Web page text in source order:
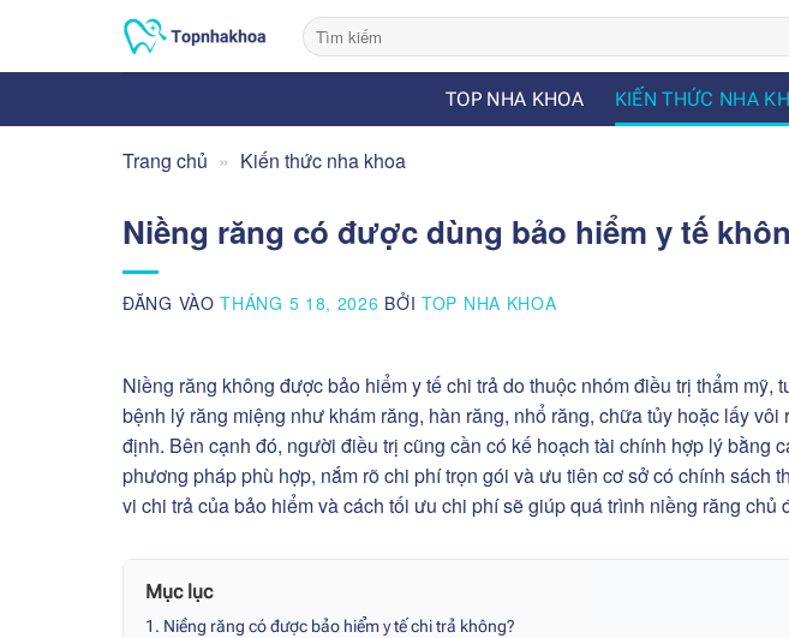
nội
TOP NHA KHOA KIẾN THỨC NHA
Trang chủ » Kiến thức nha khoa
Niềng răng có được dùng bảo hiểm y tế
ĐĂNG VÀOTHÁNG 5 18, 2026 BỞITOP NHA KHOA
Niềng răng không được bảo hiểm y tế chi trả do thuộc nhóm điều trị thẩm mỹ,
bệnh lý răng miệng như khám răng, hàn răng, nhổ răng, chữa tủy hoặc lấy
định. Bên cạnh đó, người điều trị cũng cần có kế hoạch tài chính hợp lý bằng
phương pháp phù hợp, nắm rõ chi phí trọn gói và ưu tiên cơ sở có chính sách
vi chi trả của bảo hiểm và cách tối ưu chi phí sẽ giúp quá trình niềng răng chủ
Mục lục
1. Niềng răng có được bảo hiểm y tế chi trả không?